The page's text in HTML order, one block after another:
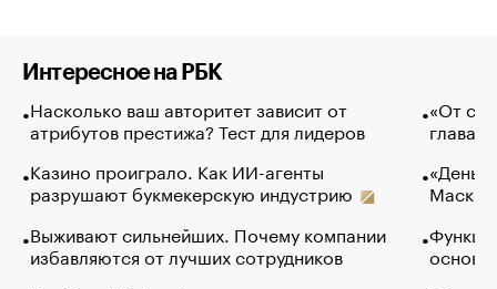
Интересное на РБК
Насколько ваш авторитет зависит от
атрибутов престижа? Тест для лидеров
Казино проиграло. Как ИИ-агенты
разрушают букмекерскую индустрию
Выживают сильнейших. Почему компании
избавляются от лучших сотрудников
«От
глава
Маск в
основ